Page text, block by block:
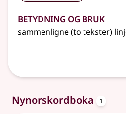
Betydning og bruk
sammenligne (to tekster)
Nynorskordboka 1